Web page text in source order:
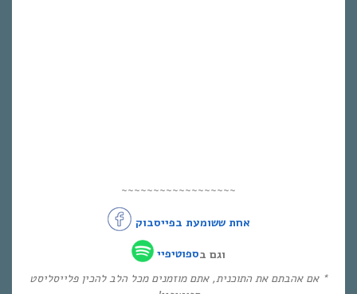
~~~~~~~~~~~~~~~~~~
אחת ששומעת בפייסבוק
וגם בספוטיפיי
* אם אהבתם את התוכנית, אתם מוזמנים מכל הלב להכין פלייסליסט